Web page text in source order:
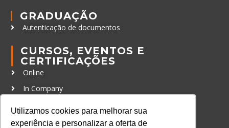
Utilizamos cookies para melhorar sua
experiência e personalizar a oferta de
GRADUAÇÃO
Autenticação de documentos
CURSOS, EVENTOS E
CERTIFICAÇÕES
Online
In Company
Certificações